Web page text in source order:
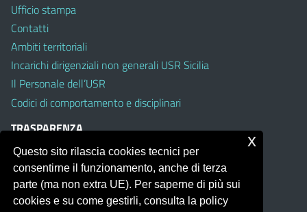
Ufficio stampa
Contatti
Ambiti territoriali
Incarichi dirigenziali non generali USR Sicilia
Il Personale dell’USR
Codici di comportamento e disciplinari
TRASPARENZA
Albo on line
Amministrazione Trasparente
Pubblici proclami
Questo sito rilascia cookies tecnici per
consentirne il funzionamento, anche di terza
parte (ma non extra UE). Per saperne di più sui
cookies e su come gestirli, consulta la policy
x